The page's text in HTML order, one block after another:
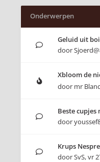
Onderwerpen
Geluid uit
door
Xbloom de
door mr Blanc
Beste cupjes
door
Krups
doorSvS,vr